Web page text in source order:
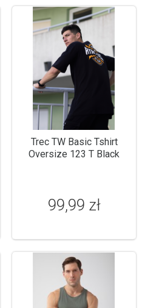
Trec TW Basic Tshirt
Oversize 123 T Black
99,99 zł